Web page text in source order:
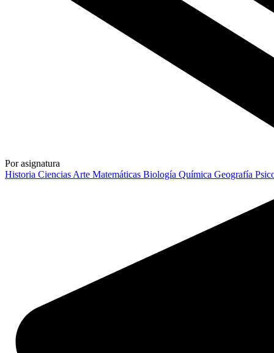
Por asignatura
Historia Ciencias Arte Matemáticas Biología Química Geografía